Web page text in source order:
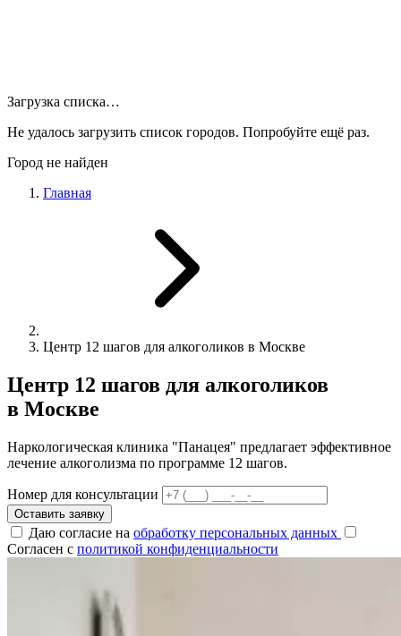
Загрузка списка…
Не удалось загрузить список городов. Попробуйте ещё раз.
Город не найден
Главная
Центр 12 шагов для алкоголиков в Москве
Центр 12 шагов для алкоголиков
в Москве
Наркологическая клиника "Панацея" предлагает эффективное
лечение алкоголизма по программе 12 шагов.
Номер для консультации
Оставить заявку
Даю согласие на обработку персональных данных
Согласен с политикой конфиденциальности